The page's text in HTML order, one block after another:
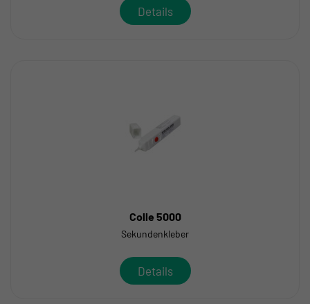
Details
Colle 5000
Sekundenkleber
Details